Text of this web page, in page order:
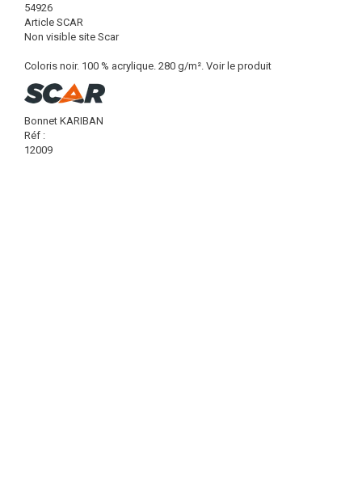
54926
Article SCAR
Non visible site Scar
Coloris noir. 100 % acrylique. 280 g/m². Voir le produit
Bonnet KARIBAN
Réf :
12009